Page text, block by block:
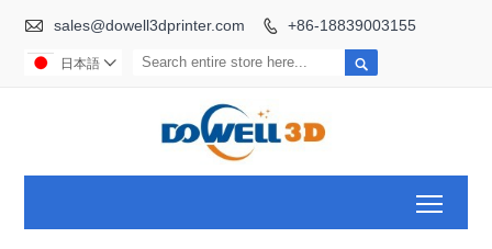
 sales@dowell3dprinter.com  +86-18839003155

日本語 